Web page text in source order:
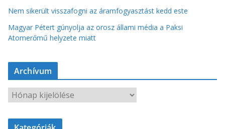
Nem sikerült visszafogni az áramfogyasztást kedd este
Magyar Pétert gúnyolja az orosz állami média a Paksi
Atomerőmű helyzete miatt
Archívum
c